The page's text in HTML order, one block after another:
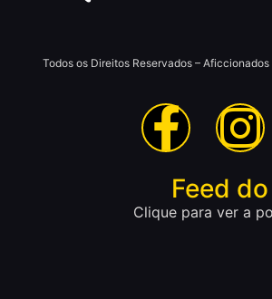
Todos os Direitos Reservados –
Feed
Clique para ver a